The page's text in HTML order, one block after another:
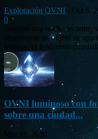
Exploración OVNI - Oct 5,
0
Durante una noche
observaron un objeto de
testigos, el fenómeno
OVNI luminoso con
sobre una ciudad...
Mar 31, 2024